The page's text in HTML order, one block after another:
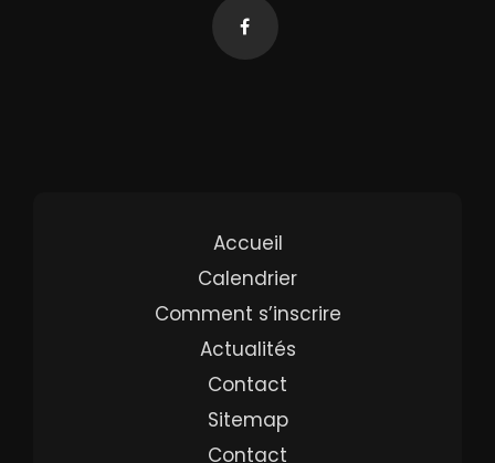
Accueil
Calendrier
Comment s’inscrire
Actualités
Contact
Sitemap
Contact